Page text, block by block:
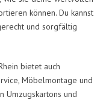
können. Du kannst
und sorgfältig
bietet auch
Möbelmontage und
Umzugskartons und